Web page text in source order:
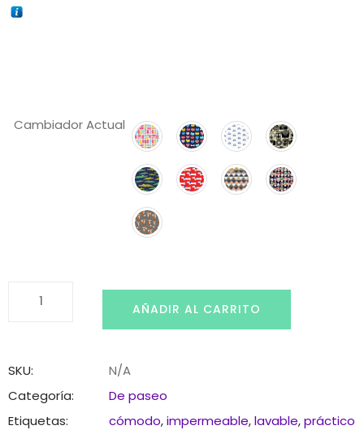
Cambiador Actual
AÑADIR AL CARRITO
SKU:
N/A
Categoría:
De paseo
Etiquetas:
cómodo,impermeable,lavable,práctico